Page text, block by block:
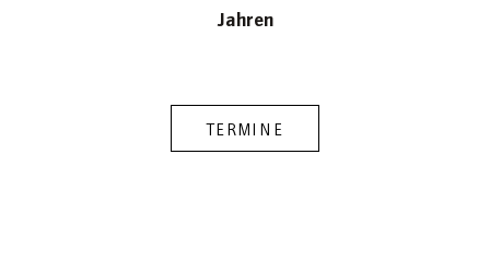
Jahren
TERMINE